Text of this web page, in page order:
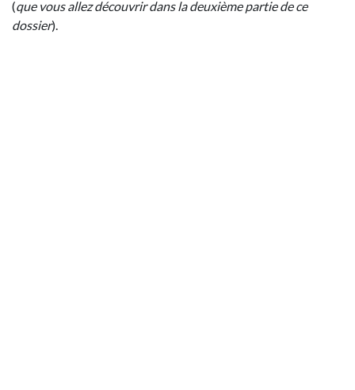
(que vous allez découvrir dans la deuxième partie de ce
dossier).